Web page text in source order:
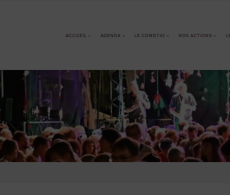
ACCUEIL AGENDA LE CDMDT43 NOS ACTIONS